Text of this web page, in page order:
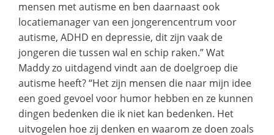
mensen met autisme en ben daarnaast ook
locatiemanager van een jongerencentrum voor
autisme, ADHD en depressie, dit zijn vaak de
jongeren die tussen wal en schip raken.” Wat
Maddy zo uitdagend vindt aan de doelgroep die
autisme heeft? “Het zijn mensen die naar mijn idee
een goed gevoel voor humor hebben en ze kunnen
dingen bedenken die ik niet kan bedenken. Het
uitvogelen hoe zij denken en waarom ze doen zoals